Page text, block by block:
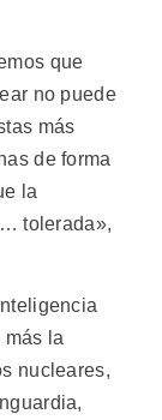
que
no puede
más
de forma
la
tolerada»,
la
nucleares,